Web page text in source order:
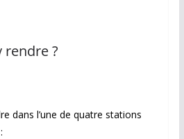
rendre ?
dans l’une de quatre stations